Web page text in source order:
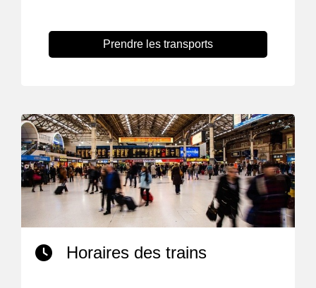
Prendre les transports
Horaires des trains